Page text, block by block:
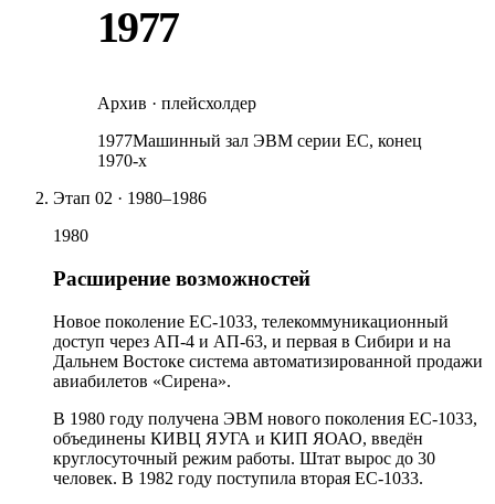
1977
Архив · плейсхолдер
1977Машинный зал ЭВМ серии ЕС, конец
1970-х
Этап 02 · 1980–1986
1980
Расширение возможностей
Новое поколение ЕС-1033, телекоммуникационный
доступ через АП-4 и АП-63, и первая в Сибири и на
Дальнем Востоке система автоматизированной продажи
авиабилетов «Сирена».
В 1980 году получена ЭВМ нового поколения ЕС-1033,
объединены КИВЦ ЯУГА и КИП ЯОАО, введён
круглосуточный режим работы. Штат вырос до 30
человек. В 1982 году поступила вторая ЕС-1033.